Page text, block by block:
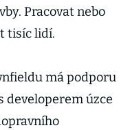
Pracovat nebo
tisíc lidí.
má podporu
developerem úzce